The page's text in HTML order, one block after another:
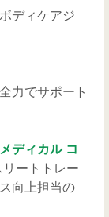
ディケアジ
力でサポート
ディカル コ
リートトレー
向上担当の